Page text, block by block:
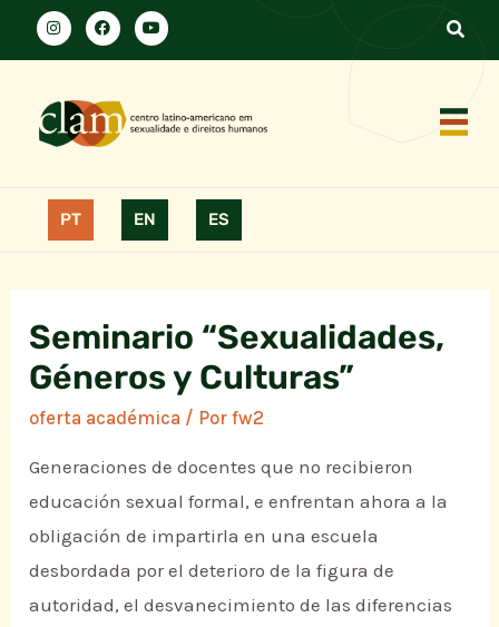
PT EN ES
Seminario “Sexualidades,
Géneros y Culturas”
oferta académica / Porfw2
Generaciones de docentes que no recibieron
educación sexual formal, e enfrentan ahora a la
obligación de impartirla en una escuela
desbordada por el deterioro de la figura de
autoridad, el desvanecimiento de las diferencias